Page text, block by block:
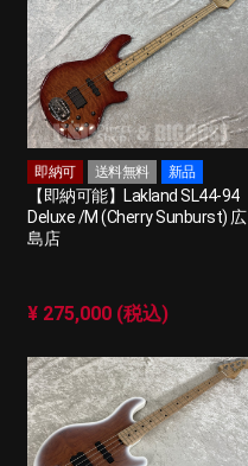
即納可 送料無料 新品
【即納可能】Lakland SL44-94
Deluxe /M (Cherry Sunburst) 広
島店
¥ 275,000 (税込)